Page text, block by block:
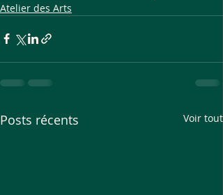
Atelier des Arts
Posts récents Voir tout